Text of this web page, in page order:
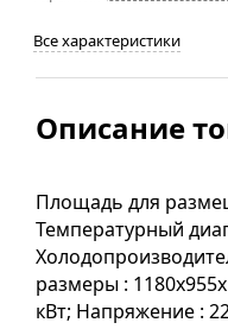
Все характеристики
Описание
Площадь для
Температурный
размеры :
кВт; Напряжение :
Электрорубанки